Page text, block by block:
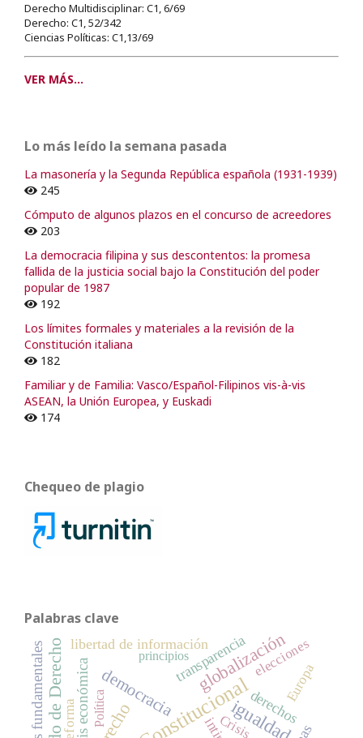
Derecho Multidisciplinar: C1, 6/69
Derecho: C1, 52/342
Ciencias Políticas: C1,13/69
VER MÁS...
Lo más leído la semana pasada
La masonería y la Segunda República española (1931-1939)
245
Cómputo de algunos plazos en el concurso de acreedores
203
La democracia filipina y sus descontentos: la promesa
fallida de la justicia social bajo la Constitución del poder
popular de 1987
192
Los límites formales y materiales a la revisión de la
Constitución italiana
182
Familiar y de Familia: Vasco/Español-Filipinos vis-à-vis
ASEAN, la Unión Europea, y Euskadi
174
Chequeo de plagio
Palabras clave
igualdad
Estado de Derecho globalización
democracia
crisis económica transparencia
libertad de información
derechos
Crisis
reforma
elecciones
Europa
Política
principios